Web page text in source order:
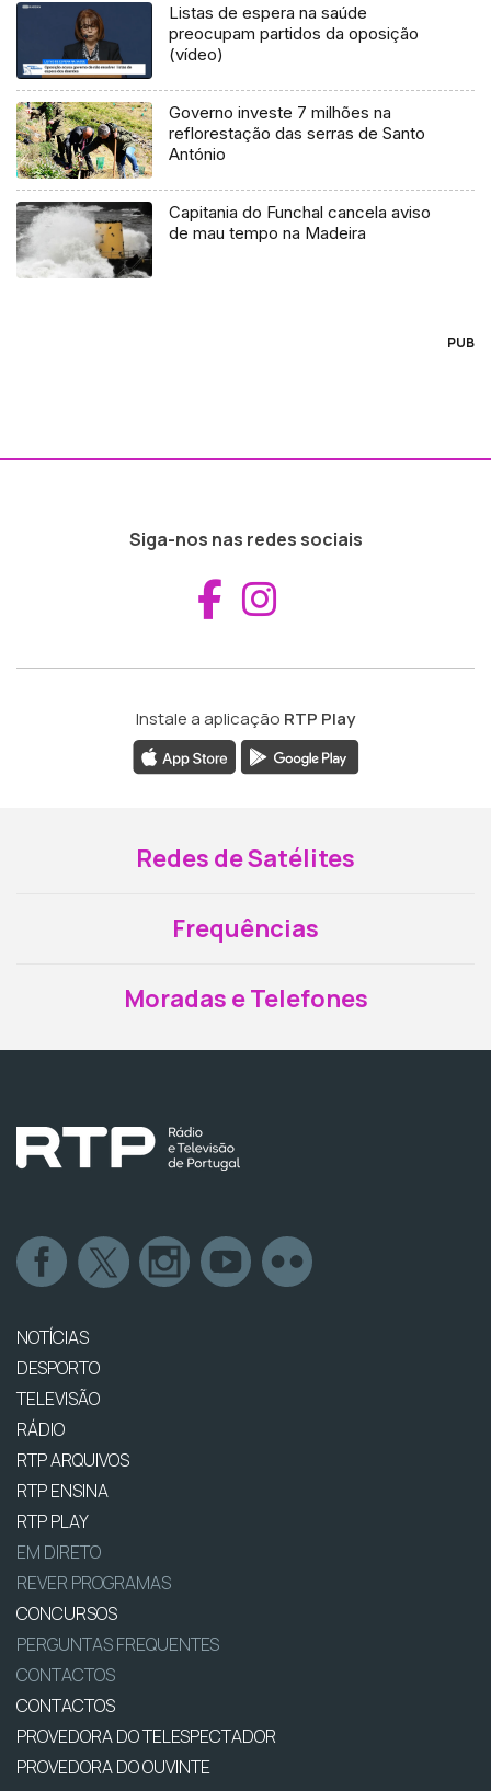
Listas de espera na saúde
preocupam partidos da oposição
(vídeo)
Governo investe 7 milhões na
reflorestação das serras de Santo
António
Capitania do Funchal cancela aviso
de mau tempo na Madeira
PUB
Siga-nos nas redes sociais
Aceder ao
Instale a aplicação RTP Play
Redes de Satélites
Frequências
Moradas e Telefones
NOTÍCIAS
DESPORTO
TELEVISÃO
RÁDIO
RTP ARQUIVOS
RTP ENSINA
RTP PLAY
EM DIRETO
REVER PROGRAMAS
CONCURSOS
PERGUNTAS FREQUENTES
CONTACTOS
CONTACTOS
PROVEDORA DO TELESPECTADOR
PROVEDORA DO OUVINTE